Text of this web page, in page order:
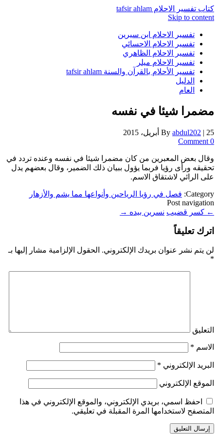
كتاب تفسير الاحلام tafsir ahlam
Skip to content
تفسير الاحلام ابن سيرين
تفسير الاحلام الاحسائي
تفسير الاحلام الظاهري
تفسير الاحلام ميلر
تفسير الأحلام بالقرآن والسنة tafsir ahlam
الدليل
العام
مضمرا شيئا في نفسه
By abdul202 | 25 أبريل، 2015
0 Comment
وقال بعض المعبرين من كان مضمرا شيئا في نفسه وعنده تردد في
تحقيقه ورأى رؤيا فربما يؤول ببيان ذلك الضمير، وقال بعضهم يدل
على الرائي لاشتقاق الاسم.
Category: فصل في رؤيا الرياحين وأنواعها مما يشم والأزهار
Post navigation
← كسر قضيب نسرين بيده →
اترك تعليقاً
لن يتم نشر عنوان بريدك الإلكتروني. الحقول الإلزامية مشار إليها بـ
*
التعليق
الاسم *
البريد الإلكتروني *
الموقع الإلكتروني
احفظ اسمي، بريدي الإلكتروني، والموقع الإلكتروني في هذا
المتصفح لاستخدامها المرة المقبلة في تعليقي.